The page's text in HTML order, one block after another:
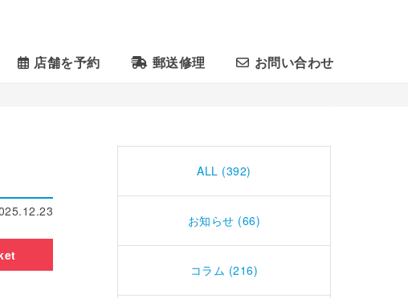
店舗を予約 郵送修理 お問い合わせ
ALL (392)
お知らせ (66)
コラム (216)